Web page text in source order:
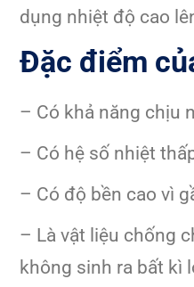
dụng nhiệt độ cao
Đặc điểm
– Có khả năng chịu
– Có hệ số nhiệt
– Có độ bền cao vì
– Là vật liệu chống
không sinh ra bất kì